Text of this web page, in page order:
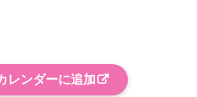
レンダーに追加